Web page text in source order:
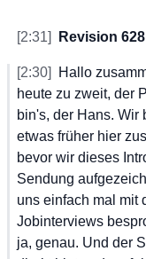
[2:31] Revision
[2:30] Hallo
heute zu zweit, der
bin's, der Hans. Wir
etwas früher hier
bevor wir dieses
Sendung
uns einfach mal mit
Jobinterviews
ja, genau. Und der